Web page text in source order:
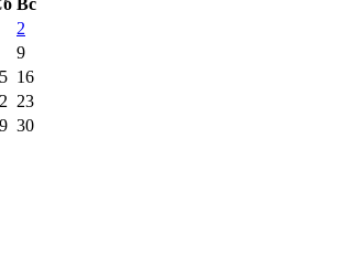
2
9
16
23
30